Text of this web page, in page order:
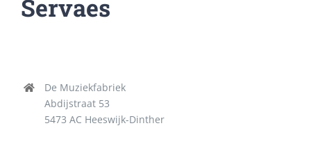
Servaes
De Muziekfabriek
Abdijstraat 53
5473 AC Heeswijk-Dinther